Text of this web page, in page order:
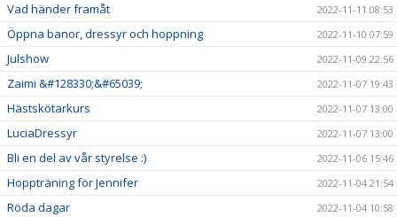
Vad händer framåt 2022-11-11 08:53
Öppna banor, dressyr och hoppning 2022-11-10 07:59
Julshow 2022-11-09 22:56
Zaimi &#128330;&#65039; 2022-11-07 19:43
Hästskötarkurs 2022-11-07 13:00
LuciaDressyr 2022-11-07 13:00
Bli en del av vår styrelse :) 2022-11-06 15:46
Hoppträning för Jennifer 2022-11-04 21:54
Röda dagar 2022-11-04 10:58